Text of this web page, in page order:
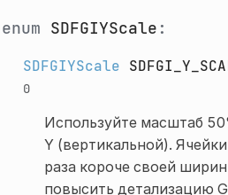
enum SDFGIYScale :
SDFGIYScale
0
Используйте масштаб
Y (вертикальной).
раза короче своей
повысить детализацию